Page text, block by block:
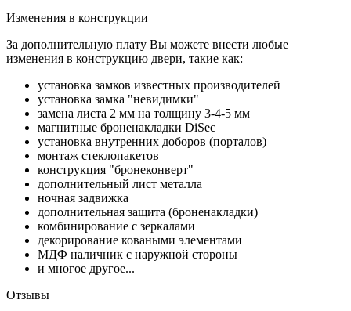
Изменения в конструкции
За дополнительную плату Вы можете внести любые
изменения в конструкцию двери, такие как:
установка замков известных производителей
установка замка "невидимки"
замена листа 2 мм на толщину 3-4-5 мм
магнитные броненакладки DiSec
установка внутренних доборов (порталов)
монтаж стеклопакетов
конструкция "бронеконверт"
дополнительный лист металла
ночная задвижка
дополнительная защита (броненакладки)
комбинирование с зеркалами
декорирование коваными элементами
МДФ наличник с наружной стороны
и многое другое...
Отзывы